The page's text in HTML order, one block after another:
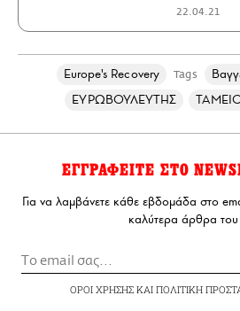
22.04.21
Europe's Recovery Tags
ΕΥΡΩΒΟΥΛΕΥΤΗΣ
ΕΓΓΡΑΦΕΙΤΕ ΣΤΟ
Για να λαμβάνετε κάθε εβδομάδα στο
καλύτερα άρθρα
ΟΡΟΙ ΧΡΗΣΗΣΚΑΙ ΠΟΛΙΤΙΚΗ